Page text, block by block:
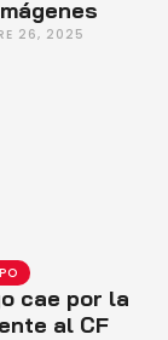
26, 2025
cae por la
al CF